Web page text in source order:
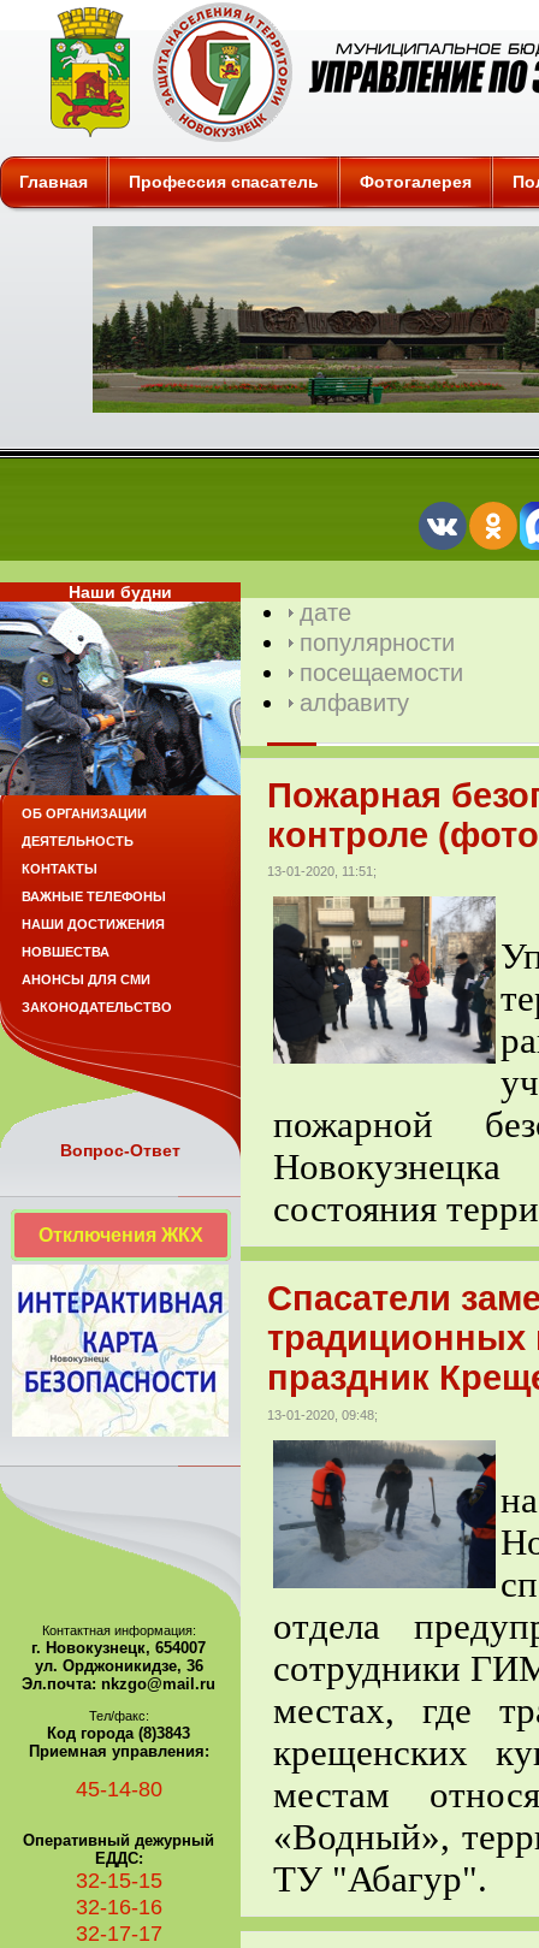
Защита
Главная Профессия спасатель Фотогалерея
дате
популярности
посещаемости
алфавиту
Пожарная
контроле
13-01-2020, 11:51;
пожарной
состояния
Спасатели
традиционных
праздник
13-01-2020, 09:48;
отдела
сотрудники
местах, где
крещенских
местам
«Водный»,
ТУ "Абагур".
Наши будни
ОБ ОРГАНИЗАЦИИ
ДЕЯТЕЛЬНОСТЬ
КОНТАКТЫ
ВАЖНЫЕ ТЕЛЕФОНЫ
НАШИ ДОСТИЖЕНИЯ
НОВШЕСТВА
АНОНСЫ ДЛЯ СМИ
ЗАКОНОДАТЕЛЬСТВО
Вопрос-Ответ
Отключения ЖКХ
Контактная информация:
г. Новокузнецк, 654007
ул. Орджоникидзе, 36
Эл.почта: nkzgo@mail.ru
Тел/факс:
Код города (8)3843
Приемная управления:
45-14-80
Оперативный дежурный
ЕДДС:
32-15-15
32-16-16
32-17-17